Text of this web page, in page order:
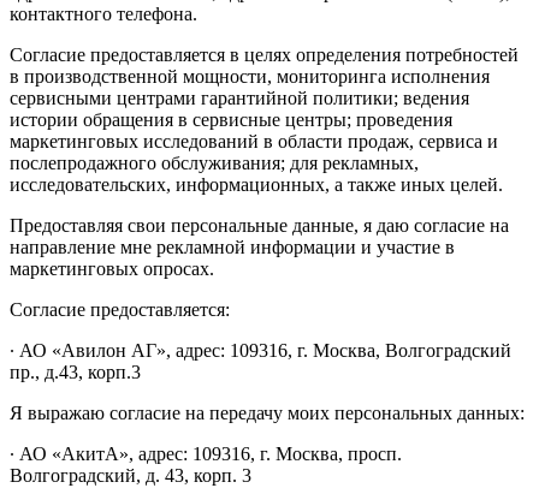
контактного телефона.
Согласие предоставляется в целях определения потребностей
в производственной мощности, мониторинга исполнения
сервисными центрами гарантийной политики; ведения
истории обращения в сервисные центры; проведения
маркетинговых исследований в области продаж, сервиса и
послепродажного обслуживания; для рекламных,
исследовательских, информационных, а также иных целей.
Предоставляя свои персональные данные, я даю согласие на
направление мне рекламной информации и участие в
маркетинговых опросах.
Согласие предоставляется:
∙ АО «Авилон АГ», адрес: 109316, г. Москва, Волгоградский
пр., д.43, корп.3
Я выражаю согласие на передачу моих персональных данных:
∙ АО «АкитА», адрес: 109316, г. Москва, просп.
Волгоградский, д. 43, корп. 3